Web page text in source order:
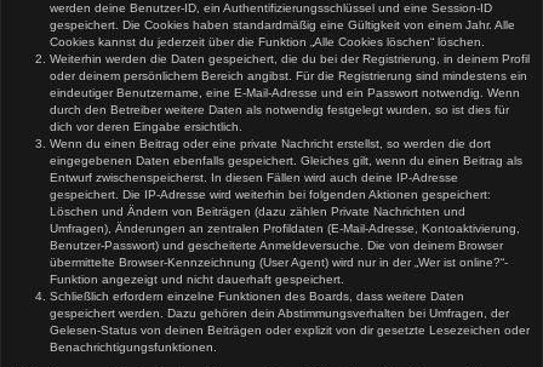
werden deine Benutzer-ID, ein Authentifizierungsschlüssel und eine Session-ID
gespeichert. Die Cookies haben standardmäßig eine Gültigkeit von einem Jahr. Alle
Cookies kannst du jederzeit über die Funktion „Alle Cookies löschen“ löschen.
Weiterhin werden die Daten gespeichert, die du bei der Registrierung, in deinem Profil
oder deinem persönlichem Bereich angibst. Für die Registrierung sind mindestens ein
eindeutiger Benutzername, eine E-Mail-Adresse und ein Passwort notwendig. Wenn
durch den Betreiber weitere Daten als notwendig festgelegt wurden, so ist dies für
dich vor deren Eingabe ersichtlich.
Wenn du einen Beitrag oder eine private Nachricht erstellst, so werden die dort
eingegebenen Daten ebenfalls gespeichert. Gleiches gilt, wenn du einen Beitrag als
Entwurf zwischenspeicherst. In diesen Fällen wird auch deine IP-Adresse
gespeichert. Die IP-Adresse wird weiterhin bei folgenden Aktionen gespeichert:
Löschen und Ändern von Beiträgen (dazu zählen Private Nachrichten und
Umfragen), Änderungen an zentralen Profildaten (E-Mail-Adresse, Kontoaktivierung,
Benutzer-Passwort) und gescheiterte Anmeldeversuche. Die von deinem Browser
übermittelte Browser-Kennzeichnung (User Agent) wird nur in der „Wer ist online?“-
Funktion angezeigt und nicht dauerhaft gespeichert.
Schließlich erfordern einzelne Funktionen des Boards, dass weitere Daten
gespeichert werden. Dazu gehören dein Abstimmungsverhalten bei Umfragen, der
Gelesen-Status von deinen Beiträgen oder explizit von dir gesetzte Lesezeichen oder
Benachrichtigungsfunktionen.